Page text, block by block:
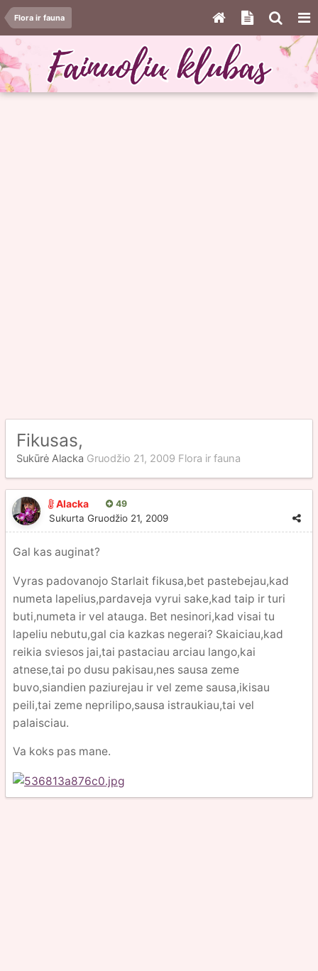
Flora ir fauna
Fikusas,
Sukūrė Alacka Gruodžio 21, 2009 Flora ir fauna
Alacka 49
Sukurta Gruodžio 21, 2009
Gal kas auginat?
Vyras padovanojo Starlait fikusa,bet pastebejau,kad
numeta lapelius,pardaveja vyrui sake,kad taip ir turi
buti,numeta ir vel atauga. Bet nesinori,kad visai tu
lapeliu nebutu,gal cia kazkas negerai? Skaiciau,kad
reikia sviesos jai,tai pastaciau arciau lango,kai
atnese,tai po dusu pakisau,nes sausa zeme
buvo,siandien paziurejau ir vel zeme sausa,ikisau
peili,tai zeme neprilipo,sausa istraukiau,tai vel
palaisciau.
Va koks pas mane.